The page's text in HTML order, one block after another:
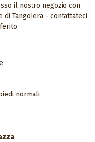
il nostro negozio con
di Tangolera - contattateci
normali